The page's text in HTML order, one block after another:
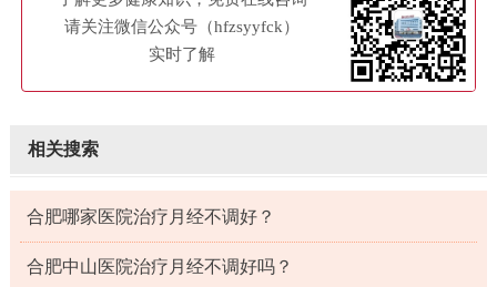
请关注微信公众号（hfzsyyfck）
实时了解
相关搜索
合肥哪家医院治疗月经不调好？
合肥中山医院治疗月经不调好吗？